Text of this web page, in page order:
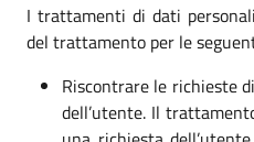
I trattamenti di dati
del trattamento per le
Riscontrare le richieste
dell’utente. Il